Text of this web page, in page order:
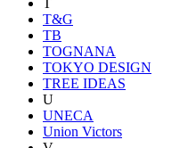
T&G
TB
TOGNANA
TOKYO DESIGN
TREE IDEAS
U
UNECA
Union Victors